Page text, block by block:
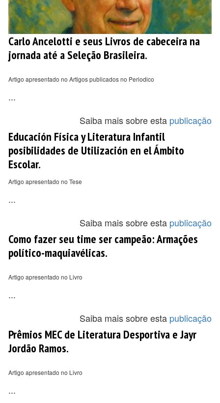
Carlo Ancelotti e seus Livros de cabeceira na
jornada até a Seleção Brasileira.
Artigo apresentado no Artigos publicados no Periodico
...
Saiba mais sobre esta publicação
Educación Física y Literatura Infantil
posibilidades de Utilización en el Ámbito
Escolar.
Artigo apresentado no Tese
...
Saiba mais sobre esta publicação
Como fazer seu time ser campeão: Armações
político-maquiavélicas.
Artigo apresentado no Livro
...
Saiba mais sobre esta publicação
Prêmios MEC de Literatura Desportiva e Jayr
Jordão Ramos.
Artigo apresentado no Livro
...